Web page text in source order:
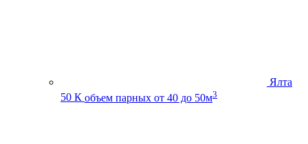
Ялта
50 К объем парных от 40 до 50м3